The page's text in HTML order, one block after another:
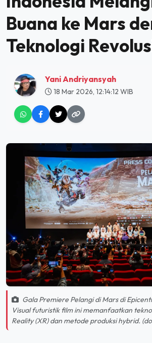
Buana ke Mars
Teknologi
Yani Andriyansyah
18 Mar 2026, 12:14:12 WIB
Gala Premiere Pelangi di Mars di
Visual futuristik film ini memanfaatkan
Reality (XR) dan metode produksi hybrid.